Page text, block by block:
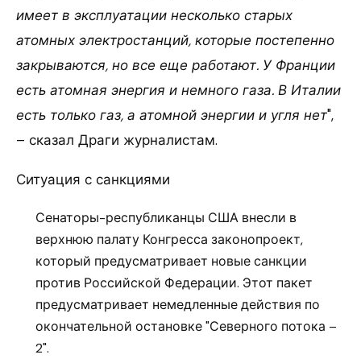
имеет в эксплуатации несколько старых
атомных электростанций, которые постепенно
закрываются, но все еще работают. У Франции
есть атомная энергия и немного газа. В Италии
есть только газ, а атомной энергии и угля нет",
– сказал Драги журналистам.
Ситуация с санкциями
Сенаторы-республиканцы США внесли в
верхнюю палату Конгресса законопроект,
который предусматривает новые санкции
против Российской Федерации. Этот пакет
предусматривает немедленные действия по
окончательной остановке "Северного потока –
2".